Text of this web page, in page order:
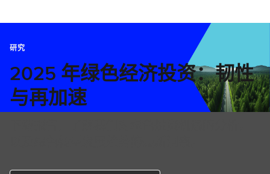
研究
2025 年绿色经济投资：韧性
与再加速